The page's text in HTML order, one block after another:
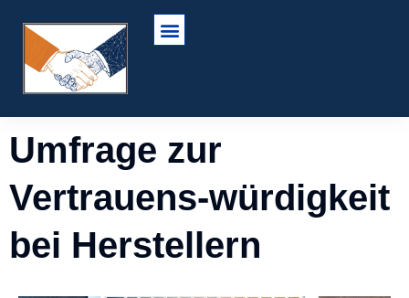
Umfrage zur
Vertrauens-würdigkeit
bei Herstellern